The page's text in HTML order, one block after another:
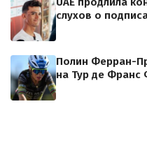
слухов о
Полин Ферран-
на Тур де Франс